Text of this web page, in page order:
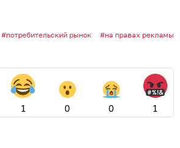
потребительский рынок на правах рекламы
1 0 0 1